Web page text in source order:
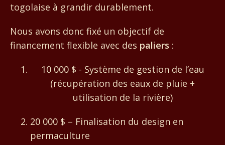
togolaise à grandir durablement.
Nous avons donc fixé un objectif de
financement flexible avec des paliers :
10 000 $ - Système de gestion de l’eau
(récupération des eaux de pluie +
utilisation de la rivière)
20 000 $ – Finalisation du design en
permaculture